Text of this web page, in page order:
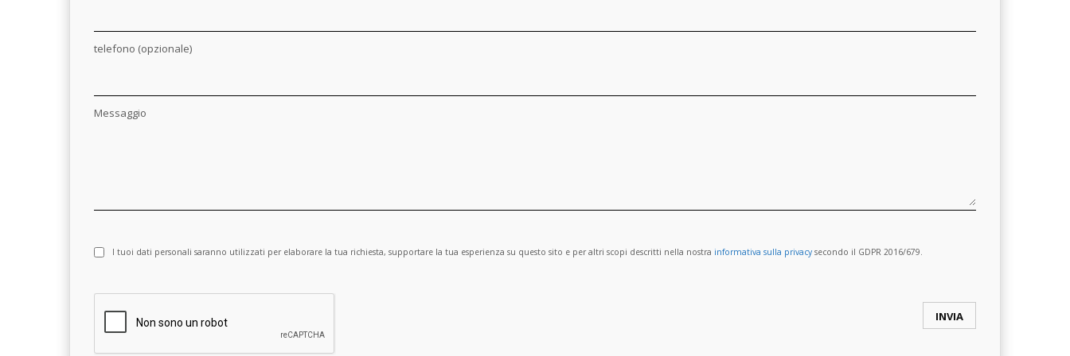
telefono (opzionale)
Messaggio
I tuoi dati personali saranno utilizzati per elaborare la tua richiesta, supportare la tua esperienza su questo sito e per altri scopi descritti nella nostra informativa sulla privacy secondo il GDPR 2016/679.